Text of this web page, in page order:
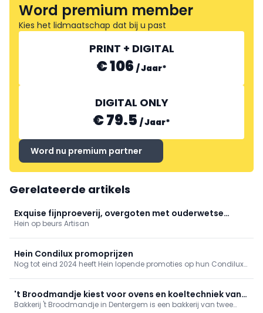
Word premium member
Kies het lidmaatschap dat bij u past
PRINT + DIGITAL
€ 106 /Jaar*
DIGITAL ONLY
€ 79.5 /Jaar*
Word nu premium partner
Gerelateerde artikels
Exquise fijnproeverij, overgoten met ouderwetse
gezelligheid
Hein op beurs Artisan
Hein Condilux promoprijzen
Nog tot eind 2024 heeft Hein lopende promoties op hun Condilux
euro; de diepere variant (120 cm) begint aan de promoprijs van
29.500 euro.
't Broodmandje kiest voor ovens en koeltechniek van
Hein
Bakkerij 't Broodmandje in Dentergem is een bakkerij van twee